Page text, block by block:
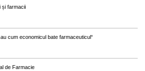
și farmacii
cum economicul bate farmaceuticul“
de Farmacie